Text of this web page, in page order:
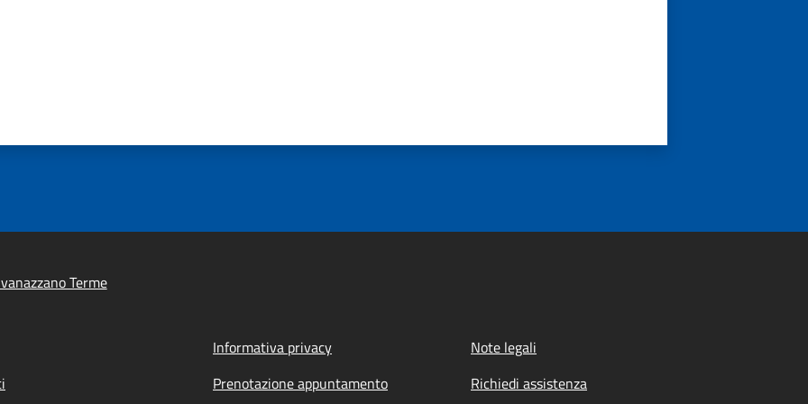
Terme
Informativa privacy
Note legali
Prenotazione appuntamento Richiedi assistenza